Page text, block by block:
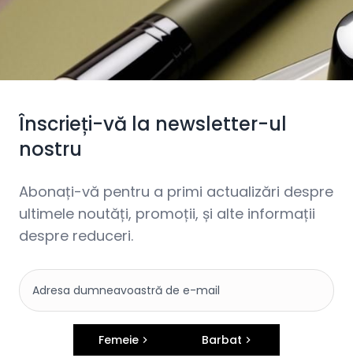
Înscrieți-vă la newsletter-ul
nostru
Abonați-vă pentru a primi actualizări despre
ultimele noutăți, promoții, și alte informații
despre reduceri.
Femeie Barbat